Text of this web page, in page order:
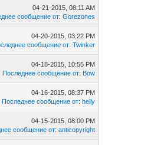
04-21-2015, 08:11 AM
сообщение от:Gorezones
04-20-2015, 03:22 PM
сообщение от:Twinker
04-18-2015, 10:55 PM
Последнее сообщение от: Bow
04-16-2015, 08:37 PM
Последнее сообщение от:helly
04-15-2015, 08:00 PM
сообщение от:anticopyright